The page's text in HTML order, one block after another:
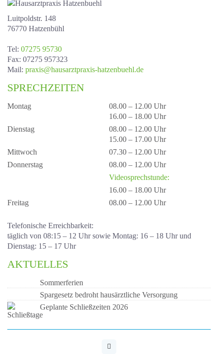
Luitpoldstr. 148
76770 Hatzenbühl
Tel: 07275 95730
Fax: 07275 957323
Mail: praxis@hausarztpraxis-hatzenbuehl.de
SPRECHZEITEN
Montag
08.00 – 12.00 Uhr
16.00 – 18.00 Uhr
Dienstag
08.00 – 12.00 Uhr
15.00 – 17.00 Uhr
Mittwoch
07.30 – 12.00 Uhr
Donnerstag
08.00 – 12.00 Uhr
Videosprechstunde:
16.00 – 18.00 Uhr
Freitag
08.00 – 12.00 Uhr
Telefonische Erreichbarkeit:
täglich von 08:15 – 12 Uhr sowie Montag: 16 – 18 Uhr und
Dienstag: 15 – 17 Uhr
AKTUELLES
Sommerferien
Spargesetz bedroht hausärztliche Versorgung
Geplante Schließzeiten 2026